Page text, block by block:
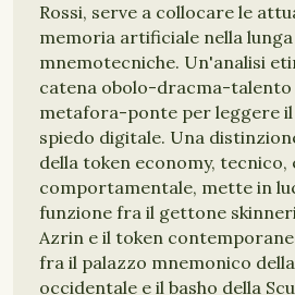
Rossi, serve a collocare le
memoria artificiale nella
mnemotecniche. Un'analisi
catena obolo-dracma-
metafora-ponte per leggere
spiedo digitale. Una
della token economy, tecnico,
comportamentale, mette in
funzione fra il gettone
Azrin e il token
fra il palazzo mnemonico
occidentale e il basho della